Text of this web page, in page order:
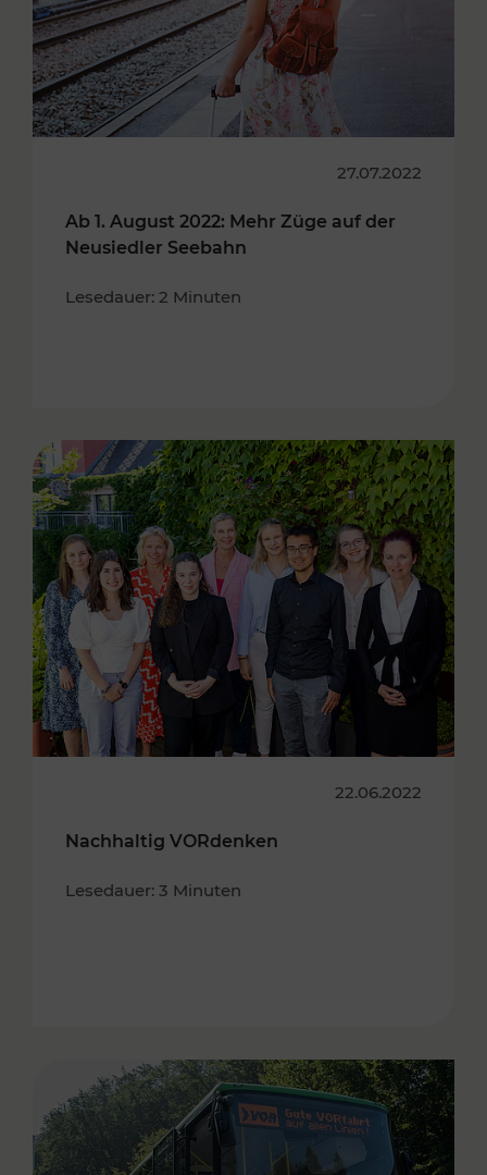
27.07.2022
Ab 1. August 2022: Mehr Züge auf der
Neusiedler Seebahn
Lesedauer: 2 Minuten
22.06.2022
Nachhaltig VORdenken
Lesedauer: 3 Minuten